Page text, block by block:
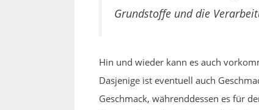
Grundstoffe und die
Hin und wieder kann es auch
Dasjenige ist eventuell auch
Geschmack, währenddessen es für